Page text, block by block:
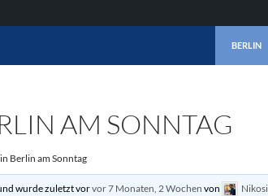
BERLIN
AM SONNTAG
Berlin am Sonntag
wurde zuletzt vorvor 7 Monaten, 2 Wochen von